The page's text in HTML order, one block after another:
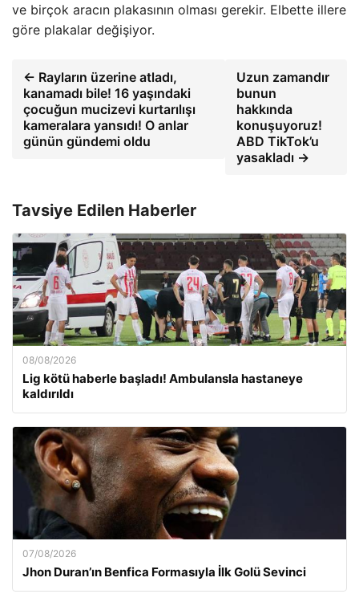
ve birçok aracın plakasının olması gerekir. Elbette illere
göre plakalar değişiyor.
← Rayların üzerine atladı,
kanamadı bile! 16 yaşındaki
çocuğun mucizevi kurtarılışı
kameralara yansıdı! O anlar
günün gündemi oldu
Uzun zamandır
bunun
hakkında
konuşuyoruz!
ABD TikTok’u
yasakladı →
Tavsiye Edilen Haberler
08/08/2026
Lig kötü haberle başladı! Ambulansla hastaneye
kaldırıldı
07/08/2026
Jhon Duran’ın Benfica Formasıyla İlk Golü Sevinci